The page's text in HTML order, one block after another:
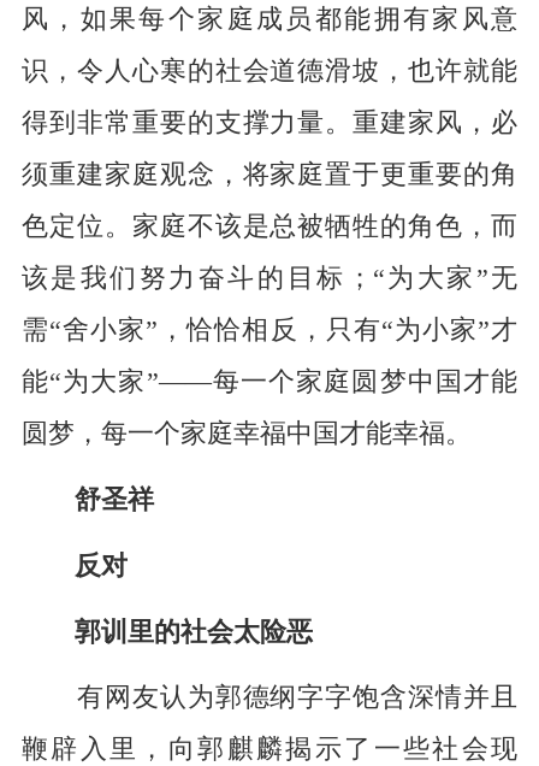
风，如果每个家庭成员都能拥有家风意
识，令人心寒的社会道德滑坡，也许就能
得到非常重要的支撑力量。重建家风，必
须重建家庭观念，将家庭置于更重要的角
色定位。家庭不该是总被牺牲的角色，而
该是我们努力奋斗的目标；“为大家”无
需“舍小家”，恰恰相反，只有“为小家”才
能“为大家”——每一个家庭圆梦中国才能
圆梦，每一个家庭幸福中国才能幸福。
舒圣祥
反对
郭训里的社会太险恶
有网友认为郭德纲字字饱含深情并且
鞭辟入里，向郭麒麟揭示了一些社会现